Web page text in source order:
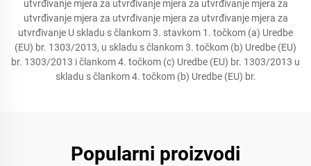
utvrđivanje mjera za utvrđivanje mjera za utvrđivanje mjera za
utvrđivanje mjera za utvrđivanje mjera za utvrđivanje mjera za
utvrđivanje U skladu s člankom 3. stavkom 1. točkom (a) Uredbe
(EU) br. 1303/2013, u skladu s člankom 3. točkom (b) Uredbe (EU)
br. 1303/2013 i člankom 4. točkom (c) Uredbe (EU) br. 1303/2013 u
skladu s člankom 4. točkom (b) Uredbe (EU) br.
Popularni proizvodi